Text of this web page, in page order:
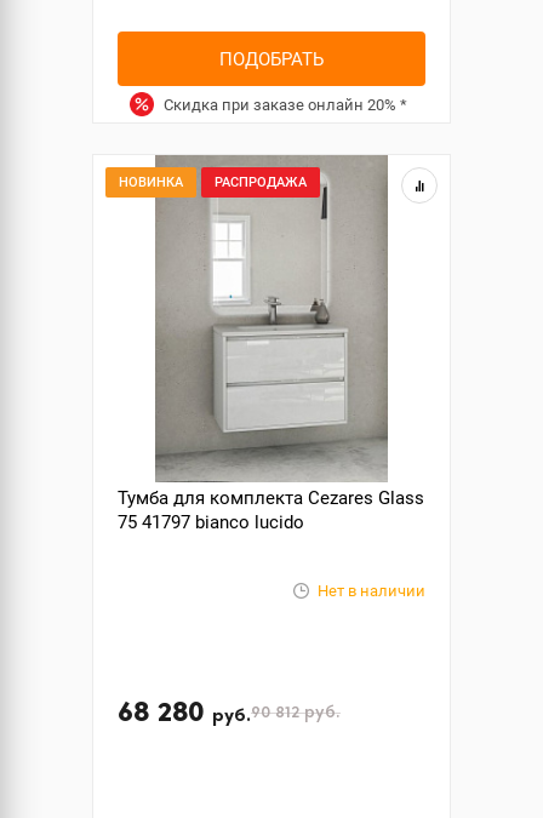
ПОДОБРАТЬ
Скидка при заказе онлайн 20% *
НОВИНКА РАСПРОДАЖА
Тумба для комплекта Cezares Glass
75 41797 bianco lucido
Нет в наличии
68 280 руб.90 812руб.